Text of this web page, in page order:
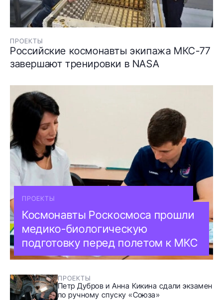
ПРОЕКТЫ
Российские космонавты экипажа МКС-77
завершают тренировки в NASA
ПРОЕКТЫ
Космонавты Роскосмоса прошли
медико-биологическую
подготовку перед полетом к МКС
ПРОЕКТЫ
Петр Дубров и Анна Кикина сдали экзамен
по ручному спуску «Союза»